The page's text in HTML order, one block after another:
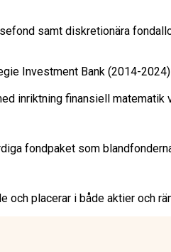
samt diskretionära
Investment Bank (2014-
inriktning finansiell
fondpaket som
och placerar i både aktier och